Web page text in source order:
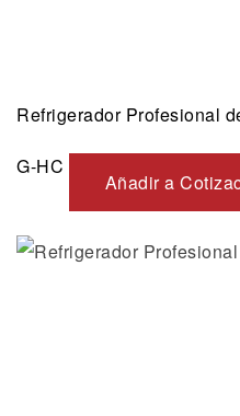
Refrigerador Profesional
G-HC
Añadir a